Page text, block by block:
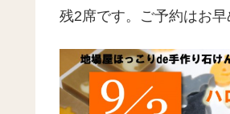
残2席です。ご予約はお早